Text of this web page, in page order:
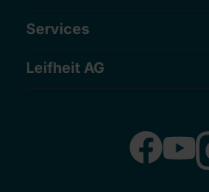
Services
Leifheit AG